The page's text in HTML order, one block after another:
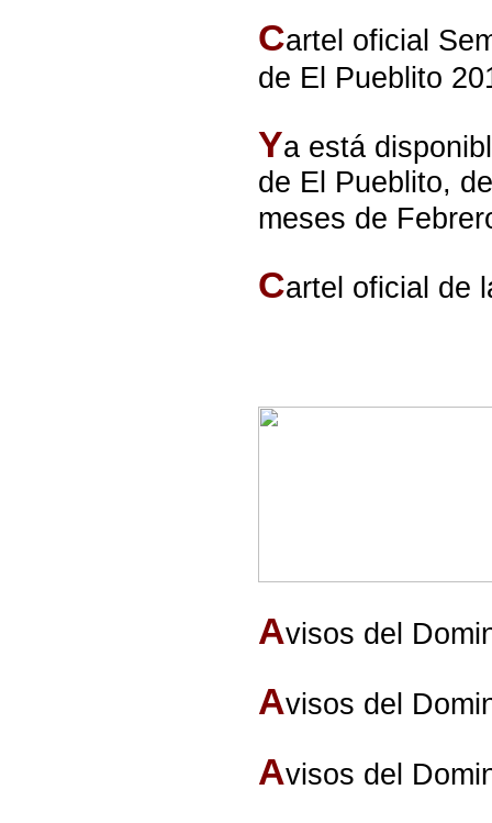
Cartel oficial
de El Pueblito
Ya está
de El Pueblito,
meses de
Cartel oficial de
Avisos del
Avisos del
Avisos del